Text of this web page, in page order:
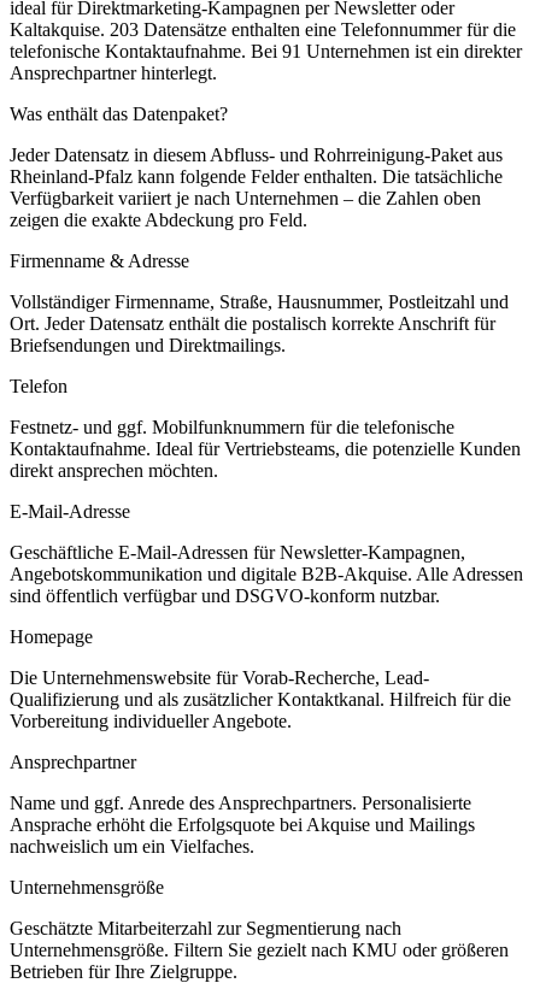
ideal für Direktmarketing-Kampagnen per Newsletter oder
Kaltakquise. 203 Datensätze enthalten eine Telefonnummer für die
telefonische Kontaktaufnahme. Bei 91 Unternehmen ist ein direkter
Ansprechpartner hinterlegt.
Was enthält das Datenpaket?
Jeder Datensatz in diesem Abfluss- und Rohrreinigung-Paket aus
Rheinland-Pfalz kann folgende Felder enthalten. Die tatsächliche
Verfügbarkeit variiert je nach Unternehmen – die Zahlen oben
zeigen die exakte Abdeckung pro Feld.
Firmenname & Adresse
Vollständiger Firmenname, Straße, Hausnummer, Postleitzahl und
Ort. Jeder Datensatz enthält die postalisch korrekte Anschrift für
Briefsendungen und Direktmailings.
Telefon
Festnetz- und ggf. Mobilfunknummern für die telefonische
Kontaktaufnahme. Ideal für Vertriebsteams, die potenzielle Kunden
direkt ansprechen möchten.
E-Mail-Adresse
Geschäftliche E-Mail-Adressen für Newsletter-Kampagnen,
Angebotskommunikation und digitale B2B-Akquise. Alle Adressen
sind öffentlich verfügbar und DSGVO-konform nutzbar.
Homepage
Die Unternehmenswebsite für Vorab-Recherche, Lead-
Qualifizierung und als zusätzlicher Kontaktkanal. Hilfreich für die
Vorbereitung individueller Angebote.
Ansprechpartner
Name und ggf. Anrede des Ansprechpartners. Personalisierte
Ansprache erhöht die Erfolgsquote bei Akquise und Mailings
nachweislich um ein Vielfaches.
Unternehmensgröße
Geschätzte Mitarbeiterzahl zur Segmentierung nach
Unternehmensgröße. Filtern Sie gezielt nach KMU oder größeren
Betrieben für Ihre Zielgruppe.